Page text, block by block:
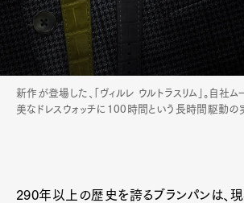
新作が登場した、「ヴィルレ ウルトラスリム」。自社ム
美なドレスウォッチに100時間という長時間駆動の
290年以上の歴史を誇るブランパンは、